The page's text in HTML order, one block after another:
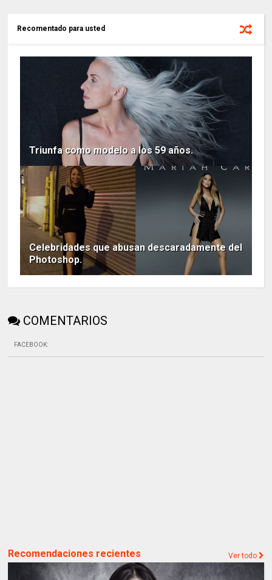
Recomentado para usted
Triunfa como modelo a los 59 años.
Celebridades que abusan descaradamente del
Photoshop.
COMENTARIOS
FACEBOOK:
Recomendaciones recientes Ver todo